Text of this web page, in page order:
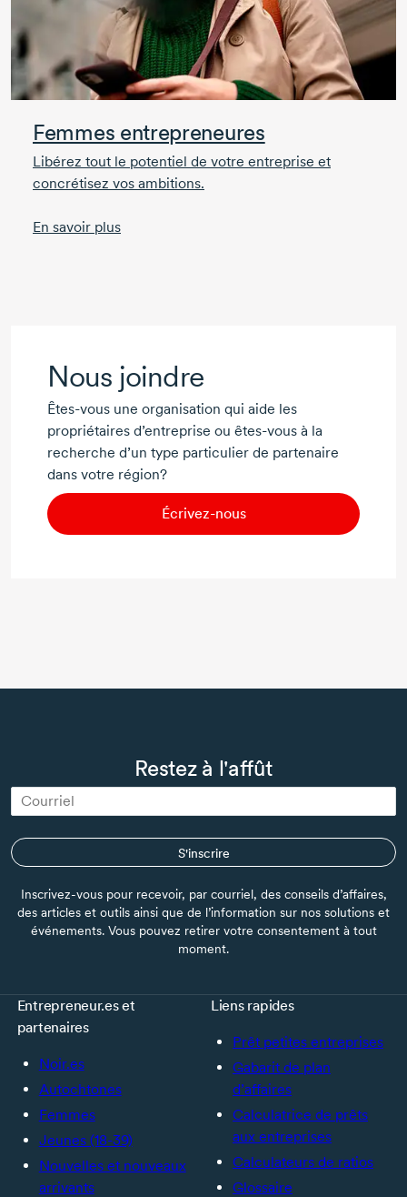
Femmes entrepreneures
Libérez tout le potentiel de votre entreprise et
concrétisez vos ambitions.
En savoir plus
Nous joindre
Êtes-vous une organisation qui aide les
propriétaires d’entreprise ou êtes-vous à la
recherche d’un type particulier de partenaire
dans votre région?
Écrivez-nous
Restez à l'affût
S'inscrire
Inscrivez-vous pour recevoir, par courriel, des conseils d’affaires,
des articles et outils ainsi que de l’information sur nos solutions et
événements. Vous pouvez retirer votre consentement à tout
moment.
Entrepreneur.es et
partenaires
Noir.es
Autochtones
Femmes
Jeunes (18-39)
Nouvelles et nouveaux
arrivants
Liens rapides
Prêt petites entreprises
Gabarit de plan
d’affaires
Calculatrice de prêts
aux entreprises
Calculateurs de ratios
Glossaire